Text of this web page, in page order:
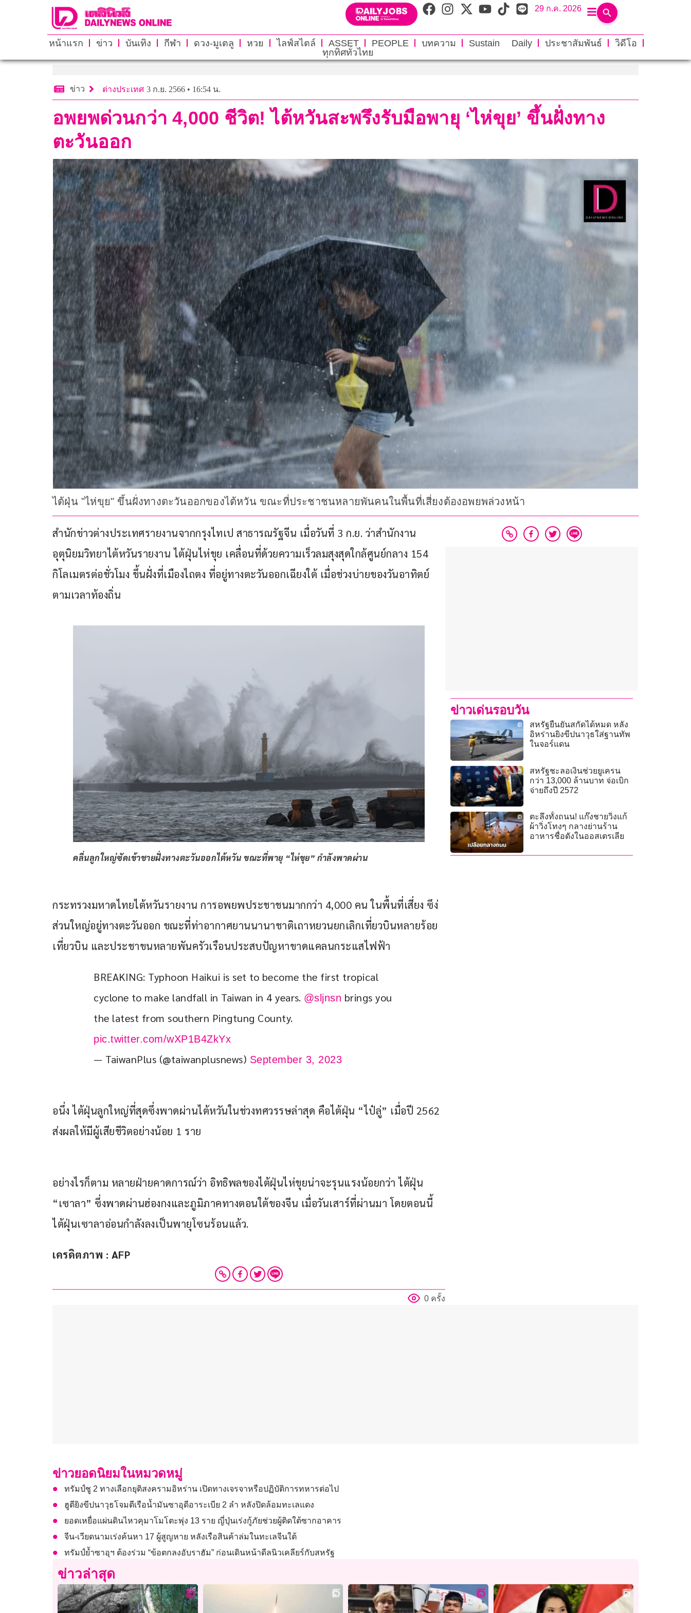
29 ก.ค. 2026
หน้าแรก ข่าว บันเทิง กีฬา ดวง-มูเตลู หวย ไลฟ์สไตล์ ASSET PEOPLE บทความ Sustain Daily ประชาสัมพันธ์
วิดีโอ
ทุกทิศทั่วไทย
ข่าว ต่างประเทศ 3 ก.ย. 2566 • 16:54 น.
อพยพด่วนกว่า 4,000 ชีวิต! ไต้หวันสะพรึงรับมือพายุ ‘ไห่ขุย’ ขึ้นฝั่งทาง
ตะวันออก
ไต้ฝุ่น "ไห่ขุย" ขึ้นฝั่งทางตะวันออกของไต้หวัน ขณะที่ประชาชนหลายพันคนในพื้นที่เสี่ยงต้องอพยพล่วงหน้า
สำนักข่าวต่างประเทศรายงานจากกรุงไทเป สาธารณรัฐจีน เมื่อวันที่ 3 ก.ย. ว่าสำนักงาน
อุตุนิยมวิทยาไต้หวันรายงาน ไต้ฝุ่นไห่ขุย เคลื่อนที่ด้วยความเร็วลมสุงสุดใกล้ศูนย์กลาง 154
กิโลเมตรต่อชั่วโมง ขึ้นฝั่งที่เมืองไถตง ที่อยู่ทางตะวันออกเฉียงใต้ เมื่อช่วงบ่ายของวันอาทิตย์
ตามเวลาท้องถิ่น
คลื่นลูกใหญ่ซัดเข้าชายฝั่งทางตะวันออกไต้หวัน ขณะที่พายุ “ไห่ขุย” กำลังพาดผ่าน
กระทรวงมหาดไทยไต้หวันรายงาน การอพยพประชาชนมากกว่า 4,000 คน ในพื้นที่เสี่ยง ซึง่
ส่วนใหญ่อยู่ทางตะวันออก ขณะที่ท่าอากาศยานนานาชาติเถาหยวนยกเลิกเที่ยวบินหลายร้อย
เที่ยวบิน และประชาขนหลายพันครัวเรือนประสบปัญหาขาดแคลนกระแสไฟฟ้า
BREAKING: Typhoon Haikui is set to become the first tropical
cyclone to make landfall in Taiwan in 4 years. @sljnsn brings you
the latest from southern Pingtung County.
pic.twitter.com/wXP1B4ZkYx
— TaiwanPlus (@taiwanplusnews) September 3, 2023
อนึ่ง ไต้ฝุ่นลูกใหญ่ที่สุดซึ่งพาดผ่านไต้หวันในช่วงทศวรรษล่าสุด คือไต้ฝุ่น “ไป๋ลู่” เมื่อปี 2562
ส่งผลให้มีผู้เสียชีวิตอย่างน้อย 1 ราย
อย่างไรก็ตาม หลายฝ่ายคาดการณ์ว่า อิทธิพลของไต้ฝุ่นไห่ขุยน่าจะรุนแรงน้อยกว่า ไต้ฝุ่น
“เซาลา” ซึ่งพาดผ่านฮ่องกงและภูมิภาคทางตอนใต้ของจีน เมื่อวันเสาร์ที่ผ่านมา โดยตอนนี้
ไต้ฝุ่นเซาลาอ่อนกำลังลงเป็นพายุโซนร้อนแล้ว.
เครดิตภาพ : AFP
0 ครั้ง
ข่าวเด่นรอบวัน
สหรัฐยืนยันสกัดได้หมด หลัง
อิหร่านยิงขีปนาวุธใส่ฐานทัพ
ในจอร์แดน
สหรัฐชะลอเงินช่วยยูเครน
กว่า 13,000 ล้านบาท จ่อเบิก
จ่ายถึงปี 2572
ตะลึงทั้งถนน! แก๊งชายวิ่งแก้
ผ้าวิ่งโทงๆ กลางย่านร้าน
อาหารชื่อดังในออสเตรเลีย
ข่าวยอดนิยมในหมวดหมู่
ทรัมป์ชู 2 ทางเลือกยุติสงครามอิหร่าน เปิดทางเจรจาหรือปฏิบัติการทหารต่อไป
ฮูตียิงขีปนาวุธโจมตีเรือน้ำมันซาอุดีอาระเบีย 2 ลำ หลังปิดล้อมทะเลแดง
ยอดเหยื่อแผ่นดินไหวคุมาโมโตะพุ่ง 13 ราย ญี่ปุ่นเร่งกู้ภัยช่วยผู้ติดใต้ซากอาคาร
จีน-เวียดนามเร่งค้นหา 17 ผู้สูญหาย หลังเรือสินค้าล่มในทะเลจีนใต้
ทรัมป์ย้ำซาอุฯ ต้องร่วม “ข้อตกลงอับราฮัม” ก่อนเดินหน้าดีลนิวเคลียร์กับสหรัฐ
ข่าวล่าสุด